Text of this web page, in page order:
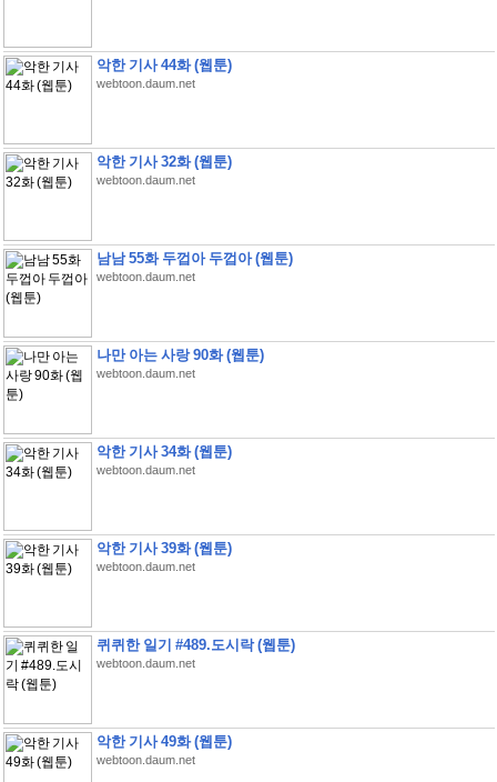
악한 기사 44화 (웹툰)
webtoon.daum.net
악한 기사 32화 (웹툰)
webtoon.daum.net
남남 55화 두껍아 두껍아 (웹툰)
webtoon.daum.net
나만 아는 사랑 90화 (웹툰)
webtoon.daum.net
악한 기사 34화 (웹툰)
webtoon.daum.net
악한 기사 39화 (웹툰)
webtoon.daum.net
퀴퀴한 일기 #489.도시락 (웹툰)
webtoon.daum.net
악한 기사 49화 (웹툰)
webtoon.daum.net